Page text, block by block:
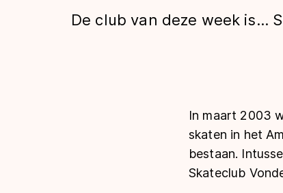
Tijden &
Schaatsfans
Olympische
De club van deze week is…
In maart 2003
skaten in het
bestaan.
Skateclub